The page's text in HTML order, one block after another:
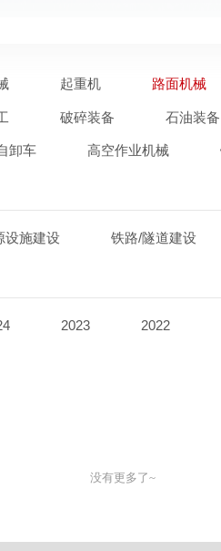
起重机 路面机械
破碎装备 石油装备
卸车 高空作业机械
设施建设 铁路/隧道建设
2023 2022
没有更多了~